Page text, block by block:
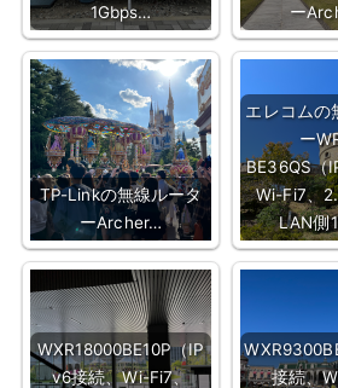
1Gbps…
ー
TP-Linkの無線ルータ
ーArcher…
エレコムの
ー
BE36QS（
Wi-Fi7、
LAN側
WXR18000BE10P（IP
v6接続、Wi-Fi7、
接続、